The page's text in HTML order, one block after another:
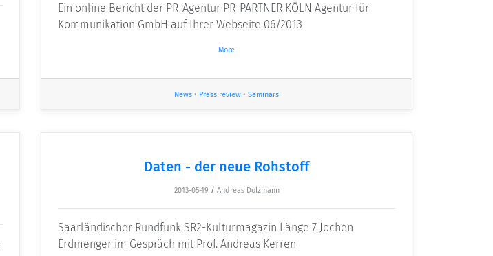
Ein online Bericht der PR-Agentur PR-PARTNER KÖLN Agentur für
Kommunikation GmbH auf Ihrer Webseite 06/2013
More
News • Press review • Seminars
Daten - der neue Rohstoff
2013-05-19 / Andreas Dolzmann
Saarländischer Rundfunk SR2-Kulturmagazin Länge 7 Jochen
Erdmenger im Gespräch mit Prof. Andreas Kerren